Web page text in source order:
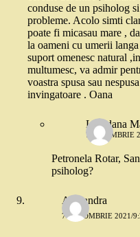
conduse de un psiholog
probleme. Acolo simti
poate fi micasau mare ,
la oameni cu umerii
suport omenesc natural
multumesc, va admir
voastra spusa sau
invingatoare . Oana
Loredana
7 NOIEMBRIE
Petronela Rotar,
psiholog?
Alexandra
7 OCTOMBRIE 2021/